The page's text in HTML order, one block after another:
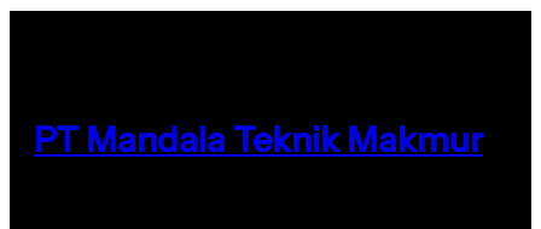
PT Mandala Teknik Makmur